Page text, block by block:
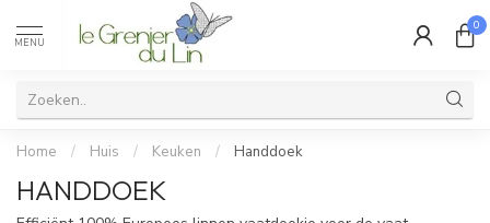
MENU
0
Home / Huis / Keuken / Handdoek
HANDDOEK